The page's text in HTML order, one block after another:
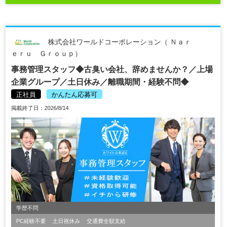
株式会社ワールドコーポレーション（ Ｎａｒ
ｅｒｕ Ｇｒｏｕｐ）
事務管理スタッフ◆古臭い会社、辞めませんか？／上場
企業グループ／土日休み／離職期間・経験不問◆
正社員 かんたん応募可
掲載終了日：2026/8/14
学歴不問
PC経験不要 土日祝休み 交通費全額支給